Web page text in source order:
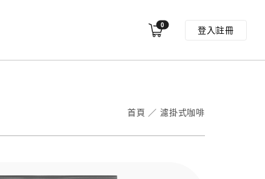
0 登入註冊
首頁 ／ 濾掛式咖啡